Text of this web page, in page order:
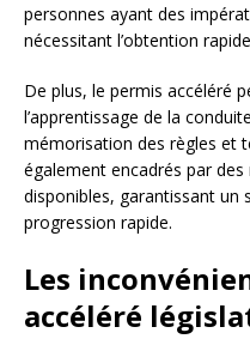
personnes ayant des
nécessitant l’obtention
De plus, le permis accéléré
l’apprentissage de la
mémorisation des règles et
également encadrés par
disponibles, garantissant un
progression rapide.
Les
accéléré